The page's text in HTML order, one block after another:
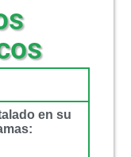
en su